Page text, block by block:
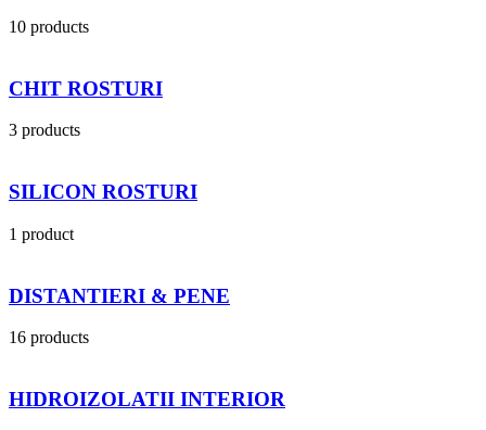
10 products
CHIT ROSTURI
3 products
SILICON ROSTURI
1 product
DISTANTIERI & PENE
16 products
HIDROIZOLATII INTERIOR